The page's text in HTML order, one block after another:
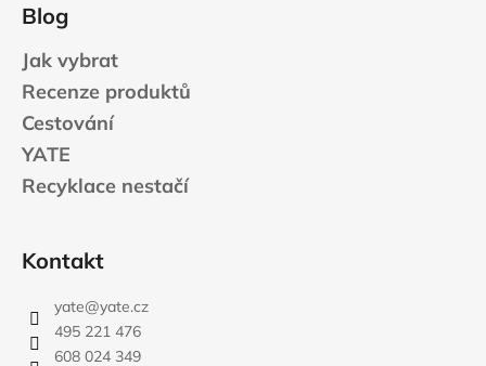
Blog
Jak vybrat
Recenze produktů
Cestování
YATE
Recyklace nestačí
Kontakt
yate@yate.cz
495 221 476
608 024 349